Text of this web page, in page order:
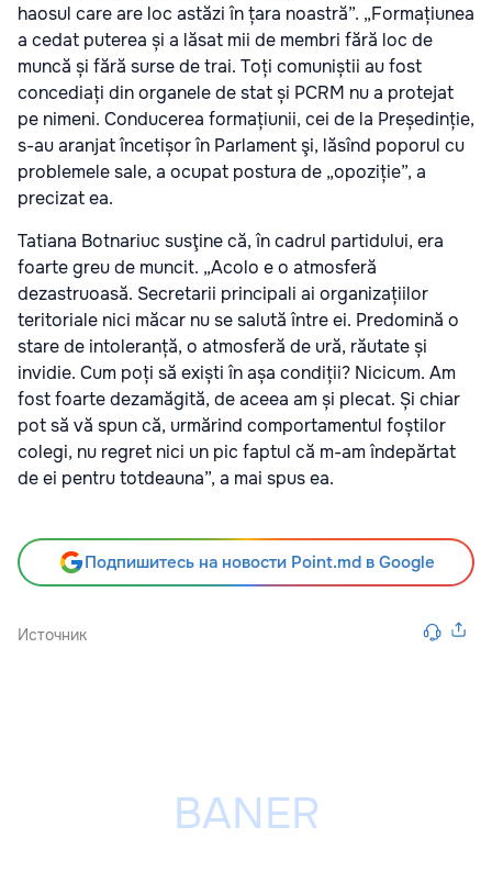
haosul care are loc astăzi în țara noastră”. „Formațiunea
a cedat puterea și a lăsat mii de membri fără loc de
muncă și fără surse de trai. Toți comuniștii au fost
concediați din organele de stat și PCRM nu a protejat
pe nimeni. Conducerea formațiunii, cei de la Președinție,
s-au aranjat încetișor în Parlament şi, lăsînd poporul cu
problemele sale, a ocupat postura de „opoziție”, a
precizat ea.
Tatiana Botnariuc susţine că, în cadrul partidului, era
foarte greu de muncit. „Acolo e o atmosferă
dezastruoasă. Secretarii principali ai organizațiilor
teritoriale nici măcar nu se salută între ei. Predomină o
stare de intoleranță, o atmosferă de ură, răutate și
invidie. Cum poți să exiști în așa condiții? Nicicum. Am
fost foarte dezamăgită, de aceea am și plecat. Și chiar
pot să vă spun că, urmărind comportamentul foștilor
colegi, nu regret nici un pic faptul că m-am îndepărtat
de ei pentru totdeauna”, a mai spus ea.
Подпишитесь на новости Point.md в Google
Источник